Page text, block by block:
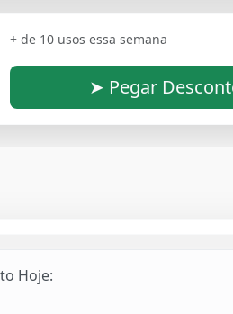
+ de 10 usos essa semana
➤ Pegar
Hoje: